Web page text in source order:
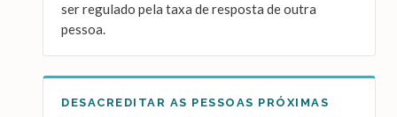
ser regulado pela taxa de resposta de outra
pessoa.
DESACREDITAR AS PESSOAS PRÓXIMAS